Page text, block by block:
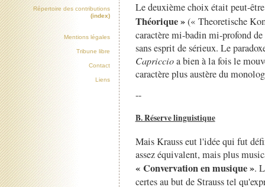
Le deuxième choix était peut-
Théorique »(« Theoretische
caractère mi-badin mi-profond
sans esprit de sérieux. Le
Capriccioa bien à la fois le
caractère plus austère du
--
B. Réserve linguistique
Mais Krauss eut l'idée qui fut
assez équivalent, mais plus
« Convervation en musique ».
certes au but de Strauss tel
Répertoire des contributions
(index)
Mentions légales
Tribune libre
Contact
Liens